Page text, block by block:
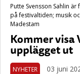
Putte Svensson Sahlin
på festivaltiden; musik
Madestam
Kommer visa
upplägget ut
NYHETER 03 juni